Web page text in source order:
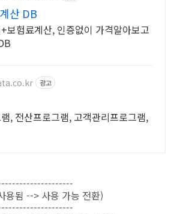
산 DB
보험료계산, 인증없이 가격알아보고
광고
, 전산프로그램, 고객관리프로그램,
용됨 --> 사용 가능 전환)